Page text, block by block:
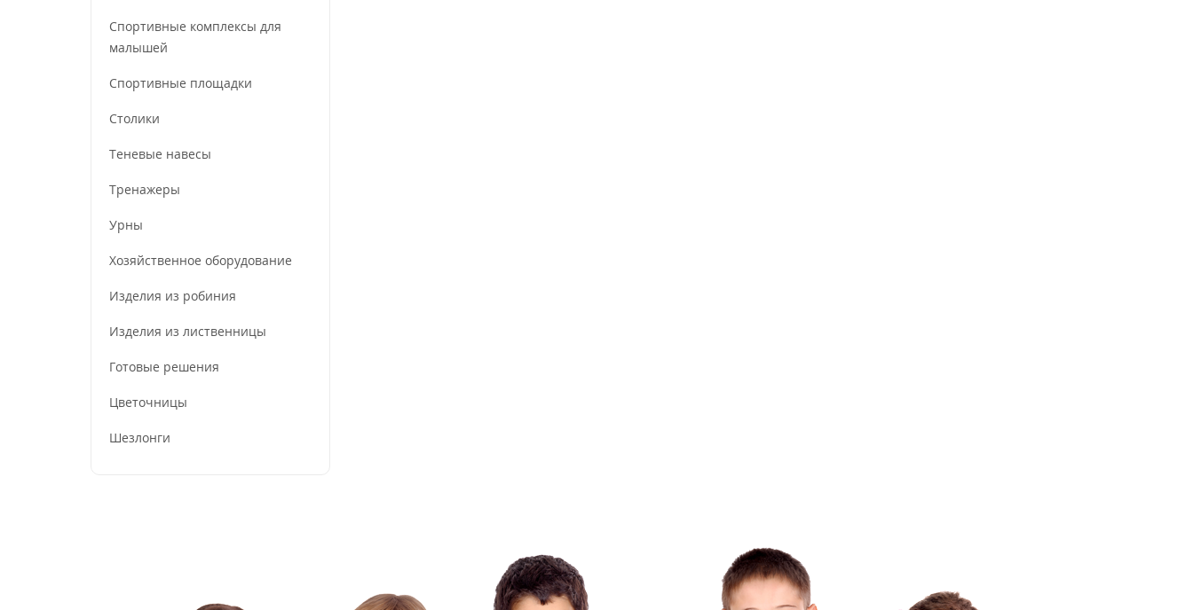
Спортивные комплексы для
малышей
Спортивные площадки
Столики
Теневые навесы
Тренажеры
Урны
Хозяйственное оборудование
Изделия из робиния
Изделия из лиственницы
Готовые решения
Цветочницы
Шезлонги